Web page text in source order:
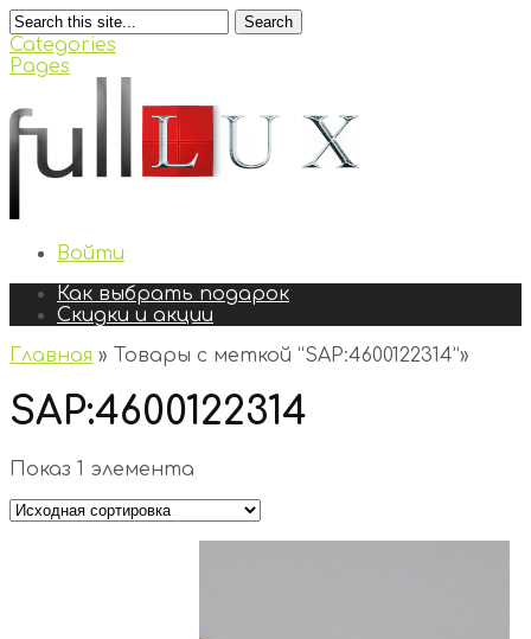
Search
Categories
Pages
Войти
Как выбрать подарок
Скидки и акции
Главная » Товары с меткой “SAP:4600122314”»
SAP:4600122314
Показ 1 элемента